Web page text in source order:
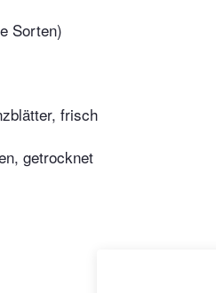
Sorten)
frisch
getrocknet